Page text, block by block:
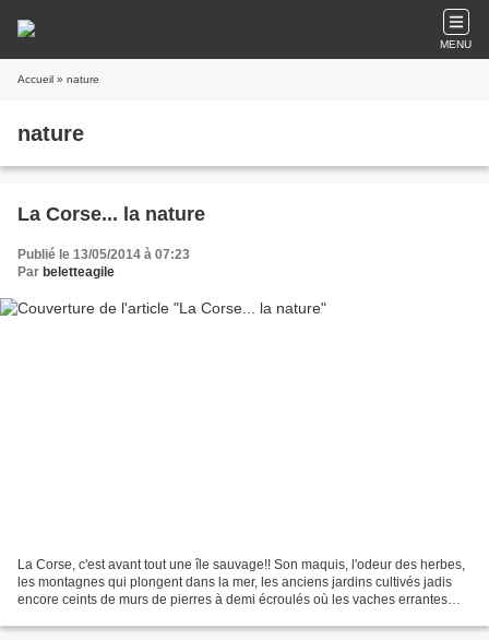
MENU
Accueil » nature
nature
La Corse... la nature
Publié le 13/05/2014 à 07:23
Par beletteagile
La Corse, c'est avant tout une île sauvage!! Son maquis, l'odeur des herbes,
les montagnes qui plongent dans la mer, les anciens jardins cultivés jadis
encore ceints de murs de pierres à demi écroulés où les vaches errantes